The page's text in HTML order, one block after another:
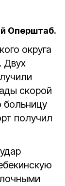
Оперштаб.
округа
Двух
скорой
больницу
получил